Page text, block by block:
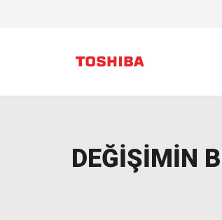
DEĞİŞİMİN